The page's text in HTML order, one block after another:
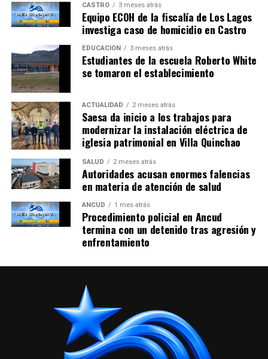
CASTRO 3 meses atrás
Equipo ECOH de la fiscalía de Los Lagos
investiga caso de homicidio en Castro
EDUCACIÓN 3 meses atrás
Estudiantes de la escuela Roberto White
se tomaron el establecimiento
ACTUALIDAD 2 meses atrás
Saesa da inicio a los trabajos para
modernizar la instalación eléctrica de
iglesia patrimonial en Villa Quinchao
SALUD 2 meses atrás
Autoridades acusan enormes falencias
en materia de atención de salud
ANCUD 1 mes atrás
Procedimiento policial en Ancud
termina con un detenido tras agresión y
enfrentamiento